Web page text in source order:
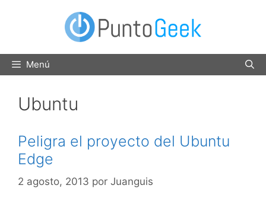
Menú
Ubuntu
Peligra el proyecto del Ubuntu
Edge
2 agosto, 2013 por Juanguis